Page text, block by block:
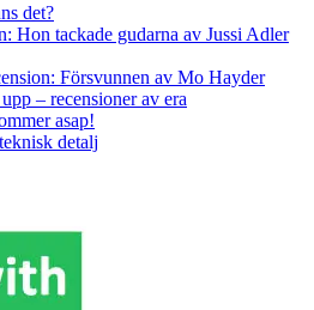
det?
Hon tackade gudarna av Jussi Adler
Försvunnen av Mo Hayder
– recensioner av era
asap!
detalj